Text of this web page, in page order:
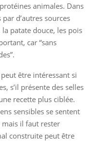
animales. Dans
d’autres sources
patate douce, les pois
car “sans
être intéressant si
s’il présente des selles
recette plus ciblée.
sensibles se sentent
il faut rester
construite peut être